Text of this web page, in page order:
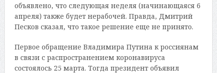
объявлено, что следующая неделя (начинающаяся 6
апреля) также будет нерабочей. Правда, Дмитрий
Песков сказал, что такое решение еще не принято.
Первое обращение Владимира Путина к россиянам
в связи с распространением коронавируса
состоялось 25 марта. Тогда президент объявил